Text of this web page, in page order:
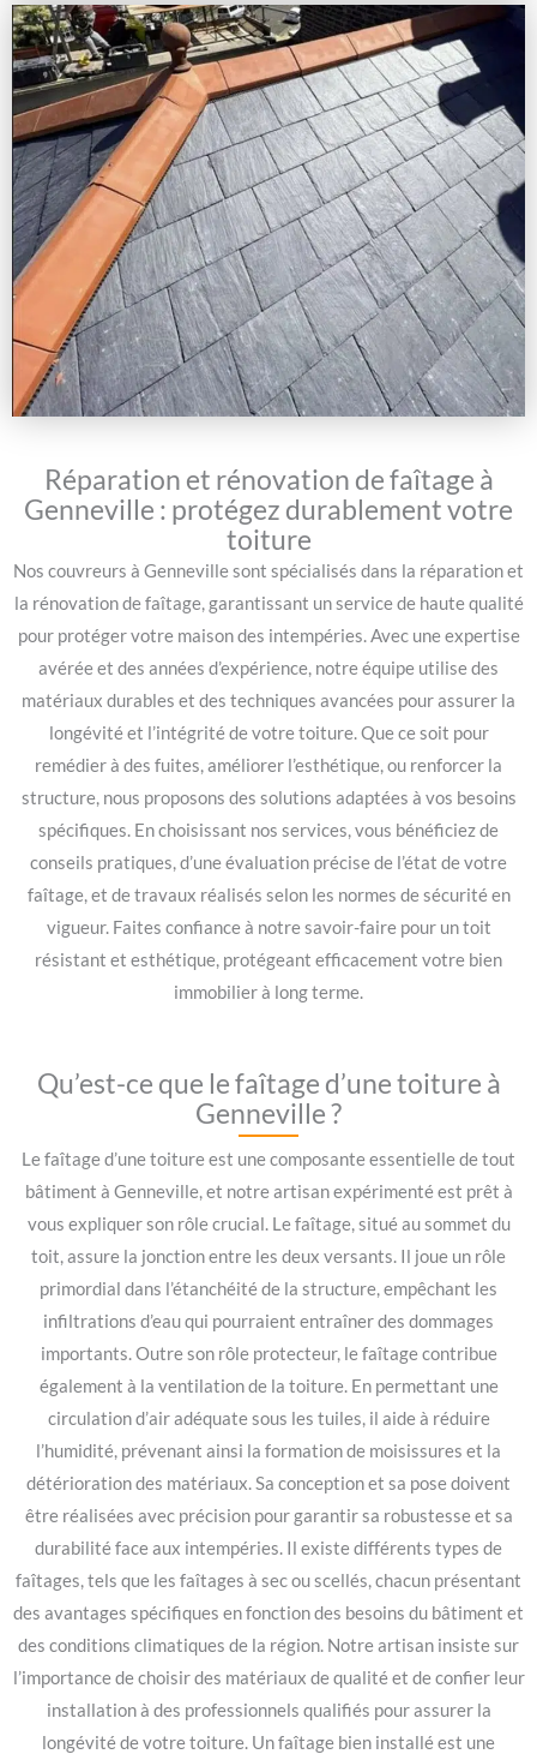
Réparation et rénovation de faîtage à
Genneville : protégez durablement votre
toiture
Nos couvreurs à Genneville sont spécialisés dans la réparation et
la rénovation de faîtage, garantissant un service de haute qualité
pour protéger votre maison des intempéries. Avec une expertise
avérée et des années d’expérience, notre équipe utilise des
matériaux durables et des techniques avancées pour assurer la
longévité et l’intégrité de votre toiture. Que ce soit pour
remédier à des fuites, améliorer l’esthétique, ou renforcer la
structure, nous proposons des solutions adaptées à vos besoins
spécifiques. En choisissant nos services, vous bénéficiez de
conseils pratiques, d’une évaluation précise de l’état de votre
faîtage, et de travaux réalisés selon les normes de sécurité en
vigueur. Faites confiance à notre savoir-faire pour un toit
résistant et esthétique, protégeant efficacement votre bien
immobilier à long terme.
Qu’est-ce que le faîtage d’une toiture à
Genneville ?
Le faîtage d’une toiture est une composante essentielle de tout
bâtiment à Genneville, et notre artisan expérimenté est prêt à
vous expliquer son rôle crucial. Le faîtage, situé au sommet du
toit, assure la jonction entre les deux versants. Il joue un rôle
primordial dans l’étanchéité de la structure, empêchant les
infiltrations d’eau qui pourraient entraîner des dommages
importants. Outre son rôle protecteur, le faîtage contribue
également à la ventilation de la toiture. En permettant une
circulation d’air adéquate sous les tuiles, il aide à réduire
l’humidité, prévenant ainsi la formation de moisissures et la
détérioration des matériaux. Sa conception et sa pose doivent
être réalisées avec précision pour garantir sa robustesse et sa
durabilité face aux intempéries. Il existe différents types de
faîtages, tels que les faîtages à sec ou scellés, chacun présentant
des avantages spécifiques en fonction des besoins du bâtiment et
des conditions climatiques de la région. Notre artisan insiste sur
l’importance de choisir des matériaux de qualité et de confier leur
installation à des professionnels qualifiés pour assurer la
longévité de votre toiture. Un faîtage bien installé est une